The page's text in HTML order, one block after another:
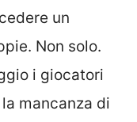
un
Non solo.
i giocatori
mancanza di